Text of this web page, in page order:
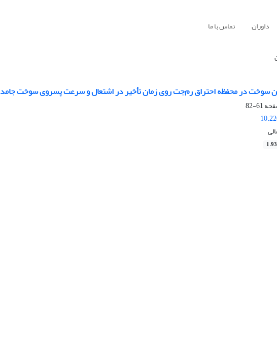
داوران تماس با ما
سوخت در محفظه احتراق رم‌جت روی زمان تأخیر در اشتعال و سرعت پسروی سوخت جامد
61-82